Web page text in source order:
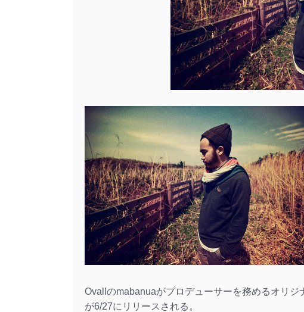
Ovallのmabanuaがプロデューサーを務めるオリ
が6/27にリリースされる。